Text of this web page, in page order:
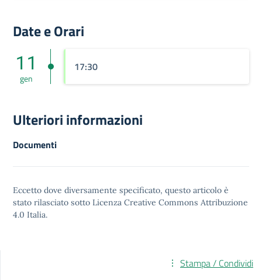
Date e Orari
11
gen
17:30
Ulteriori informazioni
Documenti
Eccetto dove diversamente specificato, questo articolo è
stato rilasciato sotto Licenza Creative Commons Attribuzione
4.0 Italia.
Stampa / Condividi